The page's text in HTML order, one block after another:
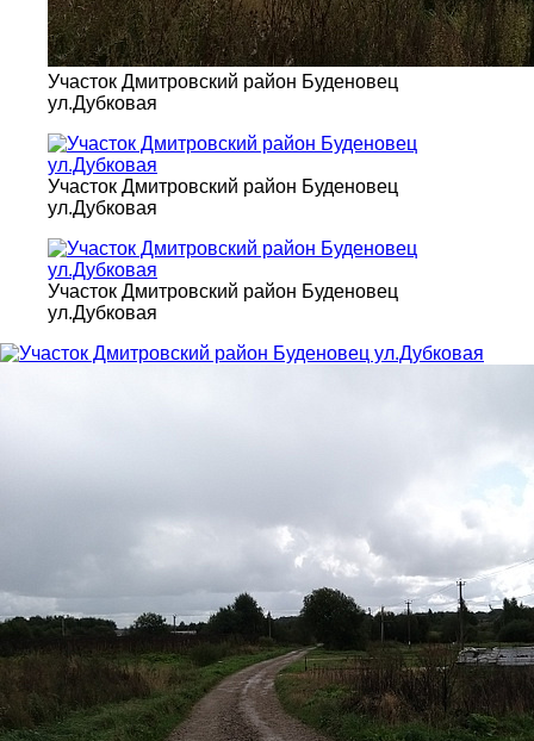
Участок Дмитровский район Буденовец
ул.Дубковая
Участок Дмитровский район Буденовец
ул.Дубковая
Участок Дмитровский район Буденовец
ул.Дубковая